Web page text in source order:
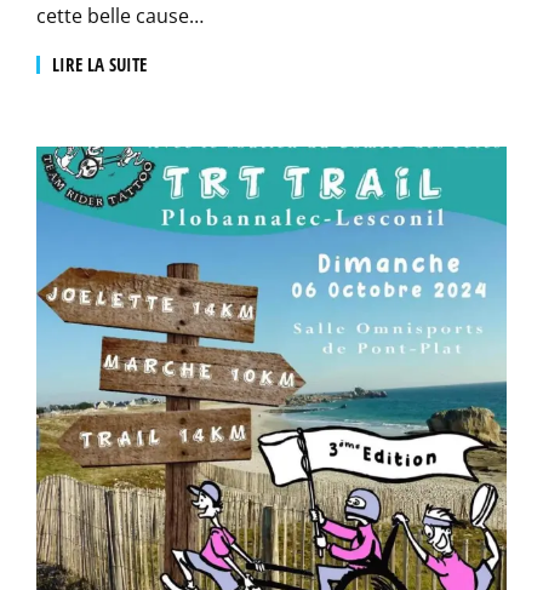
cette belle cause…
LIRE LA SUITE